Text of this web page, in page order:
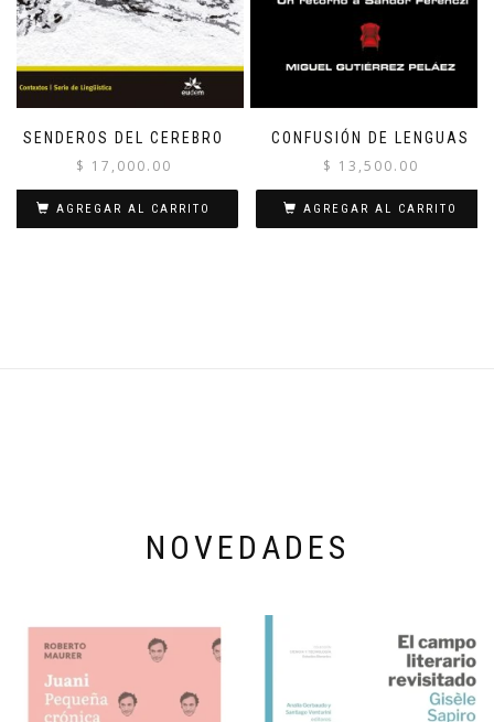
SENDEROS DEL CEREBRO
$ 17,000.00
AGREGAR AL CARRITO
CONFUSIÓN DE LENGUAS
$ 13,500.00
AGREGAR AL CARRITO
NOVEDADES